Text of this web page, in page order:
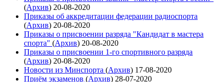
(Архив) 20-08-2020
Приказы об аккредитации федерации радиоспорта
(Архив) 20-08-2020
Приказы о присвоении разряда "Кандидат в мастера
спорта" (Архив) 20-08-2020
Приказы о присвоении 1-го спортивного разряда
(Архив) 20-08-2020
Новости из Минспорта (Архив) 17-08-2020
Приём экзаменов (Архив) 28-07-2020